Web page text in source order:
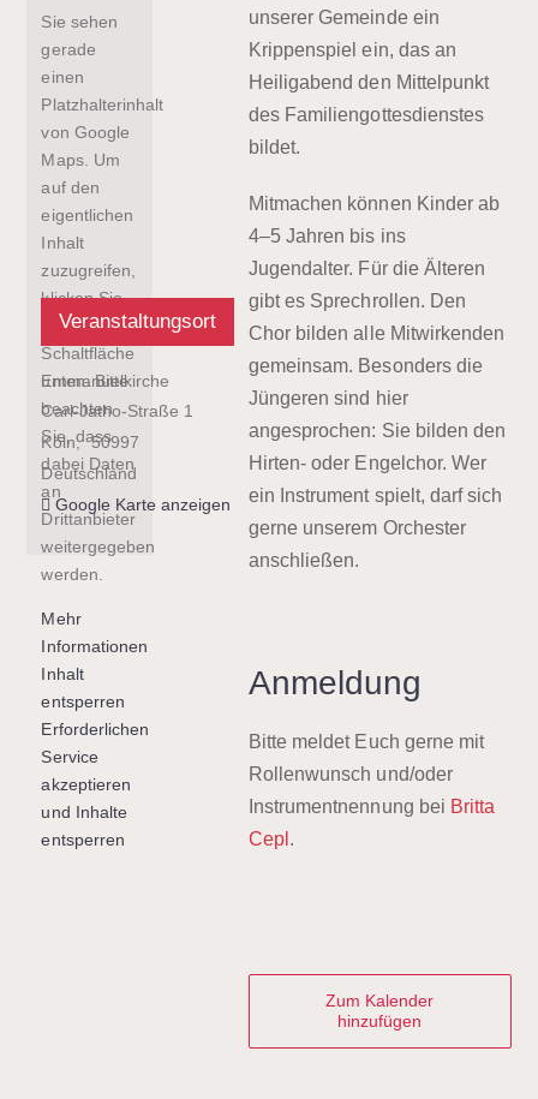
unserer Gemeinde ein
Krippenspiel ein, das an
Heiligabend den Mittelpunkt
des Familiengottesdienstes
bildet.
Mitmachen können Kinder ab
4–5 Jahren bis ins
Jugendalter. Für die Älteren
gibt es Sprechrollen. Den
Chor bilden alle Mitwirkenden
gemeinsam. Besonders die
Jüngeren sind hier
angesprochen: Sie bilden den
Hirten- oder Engelchor. Wer
ein Instrument spielt, darf sich
gerne unserem Orchester
anschließen.
Anmeldung
Bitte meldet Euch gerne mit
Rollenwunsch und/oder
Instrumentnennung bei Britta
Cepl .
Zum Kalender
hinzufügen
Veranstaltungsort
Emmanuelkirche
Carl-Jatho-Straße 1
Köln,
50997
Deutschland
Google Karte anzeigen
Sie sehen
gerade
einen
Platzhalterinhalt
von Google
Maps. Um
auf den
eigentlichen
Inhalt
zuzugreifen,
klicken Sie
auf die
Schaltfläche
unten. Bitte
beachten
Sie, dass
dabei Daten
an
Drittanbieter
weitergegeben
werden.
Mehr
Informationen
Inhalt
entsperren
Erforderlichen
Service
akzeptieren
und Inhalte
entsperren